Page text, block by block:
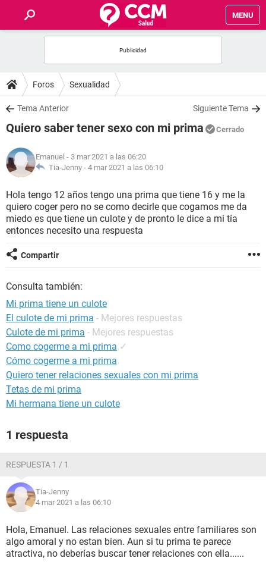
MENU
FOROS
SALUD
FAMILIA
NUTRICIÓN
BIENESTAR
SEXUALIDAD
GLOSARIO
Foros Sexualidad
Tema Anterior Siguiente Tema
Quiero saber tener sexo con mi prima Cerrado
Emanuel - 3 mar 2021 a las 06:20
Tia-Jenny - 4 mar 2021 a las 06:10
Hola tengo 12 años tengo una prima que tiene 16 y me la
quiero coger pero no se como decirle que cogamos me da
miedo es que tiene un culote y de pronto le dice a mi tía
entonces necesito una respuesta
Compartir
Consulta también:
Mi prima tiene un culote
El culote de mi prima - Mejores respuestas
Culote de mi prima - Mejores respuestas
Como cogerme a mi prima ✓
Cómo cogerme a mi prima
Quiero tener relaciones sexuales con mi prima
Tetas de mi prima
Mi hermana tiene un culote
1 respuesta
RESPUESTA 1 / 1
Tia-Jenny
4 mar 2021 a las 06:10
Hola, Emanuel. Las relaciones sexuales entre familiares son
algo amoral y no estan bien. Aun si tu prima te parece
atractiva, no deberías buscar tener relaciones con ella......